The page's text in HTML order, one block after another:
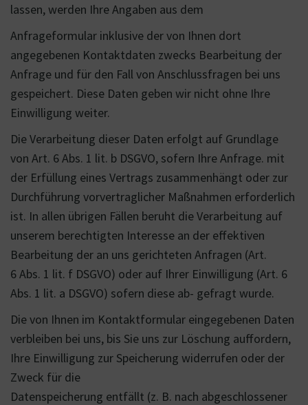
lassen, werden Ihre Angaben aus dem
Anfrageformular inklusive der von Ihnen dort
angegebenen Kontaktdaten zwecks Bearbeitung der
Anfrage und für den Fall von Anschlussfragen bei uns
gespeichert. Diese Daten geben wir nicht ohne Ihre
Einwilligung weiter.
Die Verarbeitung dieser Daten erfolgt auf Grundlage
von Art. 6 Abs. 1 lit. b DSGVO, sofern Ihre Anfrage. mit
der Erfüllung eines Vertrags zusammenhängt oder zur
Durchführung vorvertraglicher Maßnahmen erforderlich
ist. In allen übrigen Fällen beruht die Verarbeitung auf
unserem berechtigten Interesse an der effektiven
Bearbeitung der an uns gerichteten Anfragen (Art.
6 Abs. 1 lit. f DSGVO) oder auf Ihrer Einwilligung (Art. 6
Abs. 1 lit. a DSGVO) sofern diese ab- gefragt wurde.
Die von Ihnen im Kontaktformular eingegebenen Daten
verbleiben bei uns, bis Sie uns zur Löschung auffordern,
Ihre Einwilligung zur Speicherung widerrufen oder der
Zweck für die
Datenspeicherung entfällt (z. B. nach abgeschlossener